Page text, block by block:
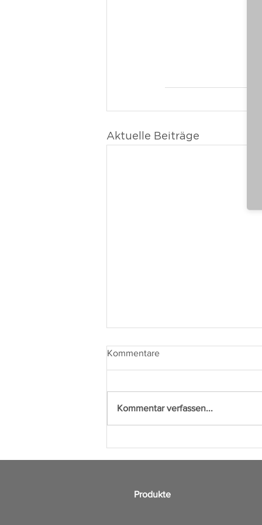
Aktuelle Beiträge
Kommentare
Kommentar verfassen...
Produkte